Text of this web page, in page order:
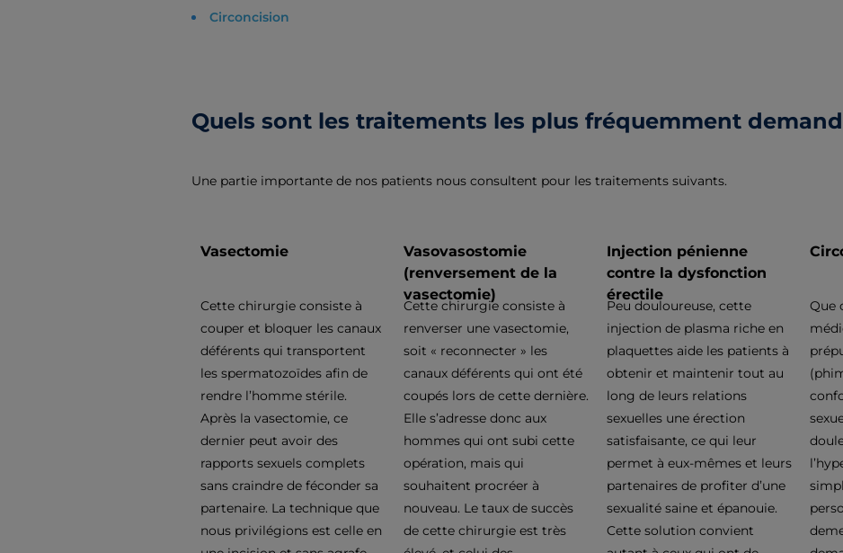
Circoncision
Quels sont les traitements les plus fréquemment
Une partie importante de nos patients nous consultent pour les traitements suivants.
Vasectomie
Cette chirurgie consiste à
couper et bloquer les canaux
déférents qui transportent
les spermatozoïdes afin de
rendre l’homme stérile.
Après la vasectomie, ce
dernier peut avoir des
rapports sexuels complets
sans craindre de féconder sa
partenaire. La technique que
nous privilégions est celle en
Vasovasostomie
(renversement de la
vasectomie)
Cette chirurgie consiste à
renverser une vasectomie,
soit « reconnecter » les
canaux déférents qui ont été
coupés lors de cette dernière.
Elle s’adresse donc aux
hommes qui ont subi cette
opération, mais qui
souhaitent procréer à
nouveau. Le taux de succès
de cette chirurgie est très
Injection pénienne
contre la dysfonction
érectile
Peu douloureuse, cette
injection de plasma riche en
plaquettes aide les patients à
obtenir et maintenir tout au
long de leurs relations
sexuelles une érection
satisfaisante, ce qui leur
permet à eux-mêmes et leurs
partenaires de profiter d’une
sexualité saine et épanouie.
Cette solution convient
Que